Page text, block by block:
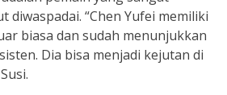
diwaspadai. “Chen Yufei memiliki
biasa dan sudah menunjukkan
Dia bisa menjadi kejutan di